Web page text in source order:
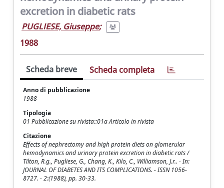
excretion in diabetic rats
PUGLIESE, Giuseppe;
1988
Scheda breve Scheda completa
Anno di pubblicazione
1988
Tipologia
01 Pubblicazione su rivista::01a Articolo in rivista
Citazione
Effects of nephrectomy and high protein diets on glomerular
hemodynamics and urinary protein excretion in diabetic rats /
Tilton, R.g., Pugliese, G., Chang, K., Kilo, C., Williamson, J.r.. - In:
JOURNAL OF DIABETES AND ITS COMPLICATIONS. - ISSN 1056-
8727. - 2:(1988), pp. 30-33.